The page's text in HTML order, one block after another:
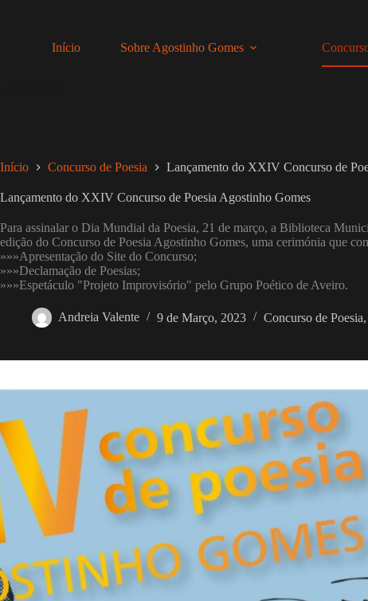
Início Sobre Agostinho Gomes
Início Concurso de Poesia Lançamento do XXIV Concurso de
Lançamento do XXIV Concurso de Poesia Agostinho Gomes
Para assinalar o Dia Mundial da Poesia, 21 de março, a Biblioteca
edição do Concurso de Poesia Agostinho Gomes, uma cerimónia que
»»»Apresentação do Site do Concurso;
»»»Declamação de Poesias;
»»»Espetáculo "Projeto Improvisório" pelo Grupo Poético de Aveiro.
Andreia Valente 9 de Março, 2023 Concurso de Poesia,